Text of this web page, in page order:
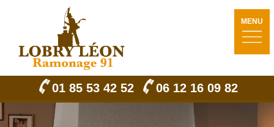
MENU
01 85 53 42 52 06 12 16 09 82